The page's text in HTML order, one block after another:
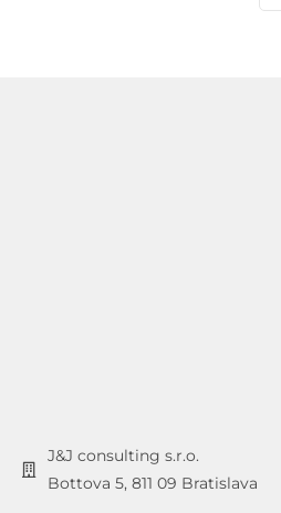
J&J consulting s.r.o.
Bottova 5, 811 09 Bratislava